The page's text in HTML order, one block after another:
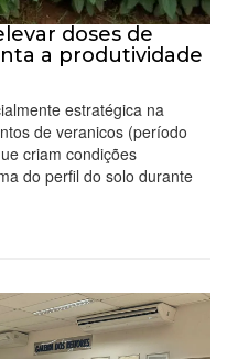
doses de
a produtividade
estratégica na
de veranicos (período
criam condições
do perfil do solo durante